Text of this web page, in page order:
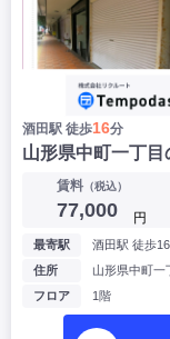
酒田駅 徒歩16分
山形県中町一丁目
賃料（税込）
77,000 円
最寄駅
酒田駅 徒歩
住所
山形県中町一
フロア
1階